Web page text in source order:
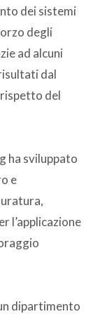
dei sistemi
degli
ad alcuni
dal
del
ha sviluppato
e
l’applicazione
dipartimento